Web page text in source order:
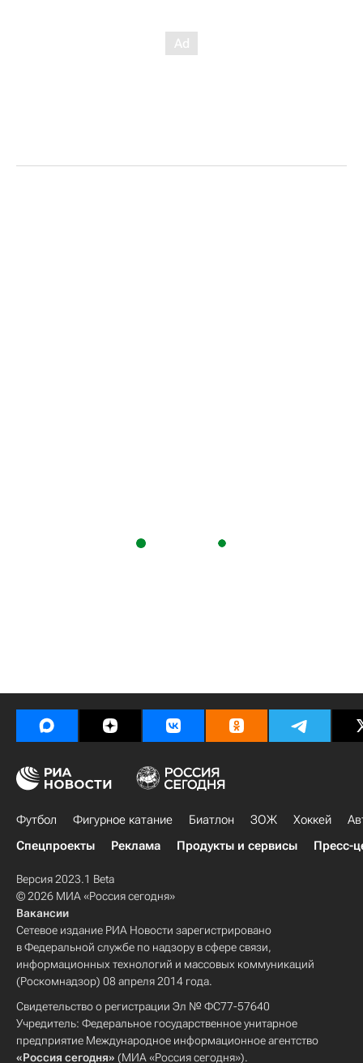
Футбол Фигурное катание Биатлон ЗОЖ Хоккей
Спецпроекты
Реклама Продукты и сервисы Пресс-
Версия 2023.1 Beta
© 2026 МИА «Россия сегодня»
Вакансии
Сетевое издание РИА Новости зарегистрировано
в Федеральной службе по надзору в сфере связи,
информационных технологий и массовых коммуникаций
(Роскомнадзор) 08 апреля 2014 года.
Свидетельство о регистрации Эл № ФС77-57640
Учредитель: Федеральное государственное унитарное
предприятие Международное информационное агентство
«Россия сегодня» (МИА «Россия сегодня»).